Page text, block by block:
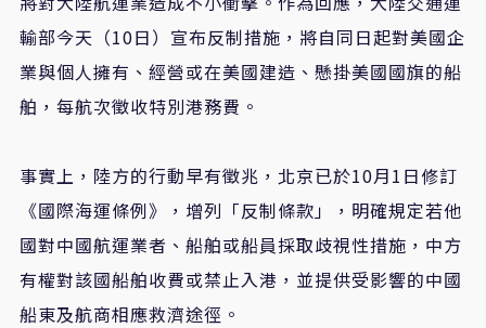
輸部今天（10日）宣布反制措施，將自同日起對美國企
業與個人擁有、經營或在美國建造、懸掛美國國旗的船
舶，每航次徵收特別港務費。
事實上，陸方的行動早有徵兆，北京已於10月1日修訂
《國際海運條例》，增列「反制條款」，明確規定若他
國對中國航運業者、船舶或船員採取歧視性措施，中方
有權對該國船舶收費或禁止入港，並提供受影響的中國
船東及航商相應救濟途徑。